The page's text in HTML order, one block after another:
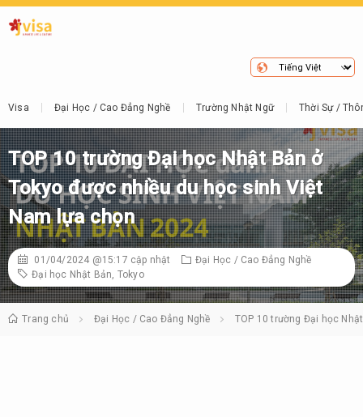
Visa Đại Học / Cao Đẳng Nghề Trường Nhật Ngữ Thời Sự /
TOP 10 trường Đại học Nhật Bản ở
Tokyo được nhiều du học sinh Việt
Nam lựa chọn
01/04/2024 @15:17 cập nhật
Đại Học / Cao Đẳng Nghề
Đại học Nhật Bản, Tokyo
Trang chủ Đại Học / Cao Đẳng Nghề TOP 10 trường Đại học